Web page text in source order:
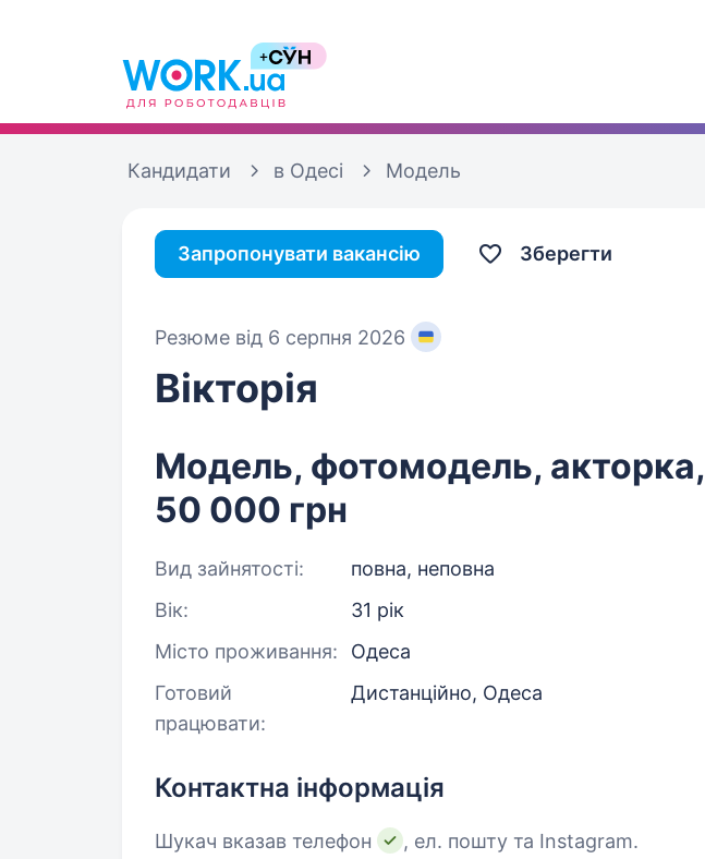
Кандидати в Одесі Модель
Запропонувати вакансію Зберегти
Резюме від 6 серпня 2026
Вікторія
Модель, фотомодель, акторка,
50 000 грн
Вид зайнятості:
повна, неповна
Вік:
31 рік
Місто проживання:
Одеса
Готовий
працювати:
Дистанційно, Одеса
Контактна інформація
Шукач вказав телефон
, ел. пошту та Instagram.